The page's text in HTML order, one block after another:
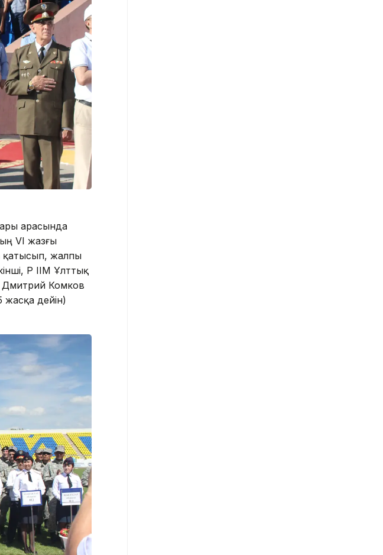
арасында
VІ жазғы
қатысып, жалпы
ҚР ІІМ Ұлттық
Дмитрий Комков
дейін)